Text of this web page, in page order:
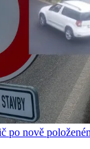
po nově